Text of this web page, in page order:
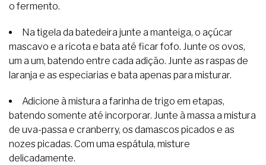
o fermento.
Na tigela da batedeira junte a manteiga, o açúcar
mascavo e a ricota e bata até ficar fofo. Junte os ovos,
um a um, batendo entre cada adição. Junte as raspas de
laranja e as especiarias e bata apenas para misturar.
Adicione à mistura a farinha de trigo em etapas,
batendo somente até incorporar. Junte à massa a mistura
de uva-passa e cranberry, os damascos picados e as
nozes picadas. Com uma espátula, misture
delicadamente.